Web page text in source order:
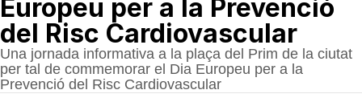
Europeu per a la Prevenció
del Risc Cardiovascular
Una jornada informativa a la plaça del Prim de la ciutat
per tal de commemorar el Dia Europeu per a la
Prevenció del Risc Cardiovascular